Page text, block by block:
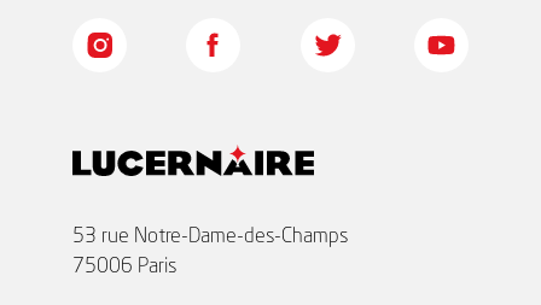
53 rue Notre-Dame-des-Champs
75006 Paris